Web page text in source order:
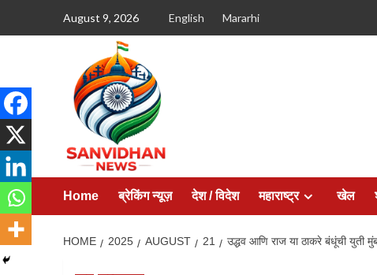
August 9, 2026 English Mararhi
Home ब्रेकिंग न्यूज़ देश / विदेश महाराष्ट्र खेल
HOME 2025 AUGUST 21 उद्धव आणि राज या ठाकरे बंधूंची युती